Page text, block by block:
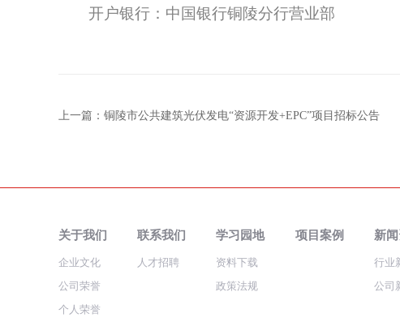
开户银行：中国银行铜陵分行营业部
上一篇：铜陵市公共建筑光伏发电“资源开发+EPC”项目招标公告
关于我们
企业文化
公司荣誉
个人荣誉
联系我们
人才招聘
学习园地
资料下载
政策法规
项目案例 新
行业
公司